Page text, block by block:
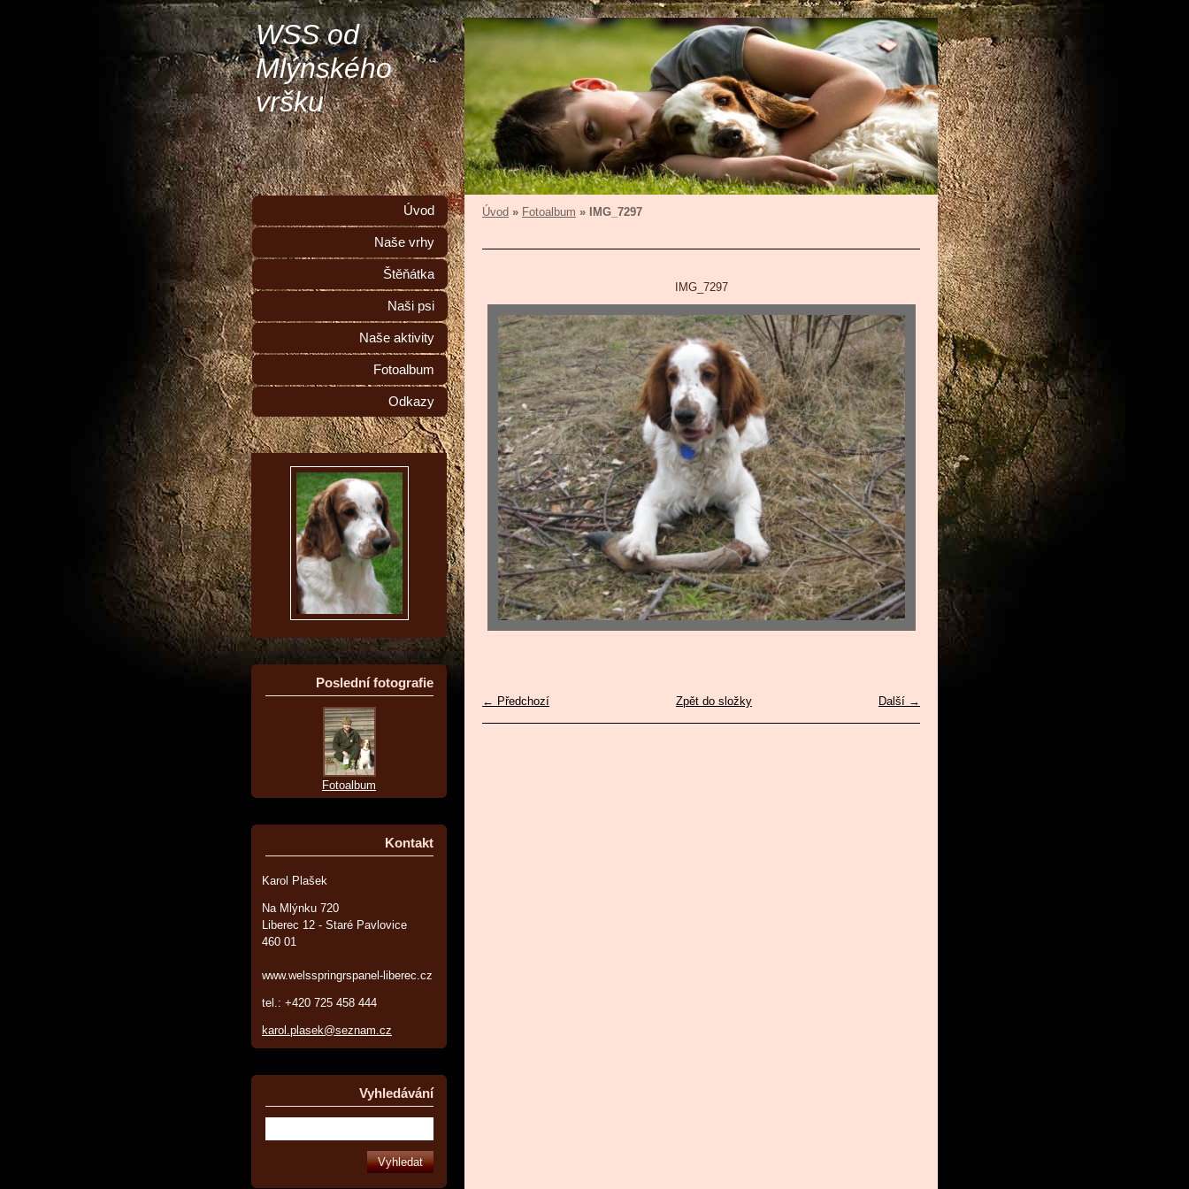
WSS od
Mlýnského
vršku
Úvod » Fotoalbum » IMG_7297
IMG_7297
← Předchozí Další →
Zpět do složky
Úvod
Naše vrhy
Štěňátka
Naši psi
Naše aktivity
Fotoalbum
Odkazy
Poslední fotografie
Fotoalbum
Kontakt
Karol Plašek
Na Mlýnku 720
Liberec 12 - Staré Pavlovice
460 01
www.welsspringrspanel-liberec.cz
tel.: +420 725 458 444
karol.plasek@seznam.cz
Vyhledávání